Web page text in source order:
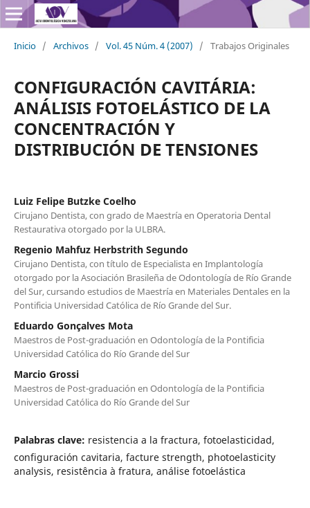
Inicio / Archivos / Vol. 45 Núm. 4 (2007) / Trabajos Originales
CONFIGURACIÓN CAVITÁRIA:
ANÁLISIS FOTOELÁSTICO DE LA
CONCENTRACIÓN Y
DISTRIBUCIÓN DE TENSIONES
Luiz Felipe Butzke Coelho
Cirujano Dentista, con grado de Maestría en Operatoria Dental
Restaurativa otorgado por la ULBRA.
Regenio Mahfuz Herbstrith Segundo
Cirujano Dentista, con título de Especialista en Implantología
otorgado por la Asociación Brasileña de Odontología de Río Grande
del Sur, cursando estudios de Maestría en Materiales Dentales en la
Pontificia Universidad Católica de Río Grande del Sur.
Eduardo Gonçalves Mota
Maestros de Post-graduación en Odontología de la Pontificia
Universidad Católica do Río Grande del Sur
Marcio Grossi
Maestros de Post-graduación en Odontología de la Pontificia
Universidad Católica do Río Grande del Sur
Palabras clave: resistencia a la fractura, fotoelasticidad,
configuración cavitaria, facture strength, photoelasticity
analysis, resistência à fratura, análise fotoelástica